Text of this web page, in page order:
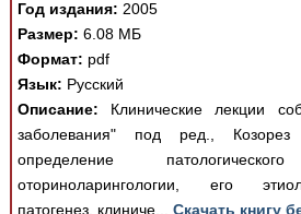
Год издания: 2005
Размер: 6.08 МБ
Формат: pdf
Язык: Русский
Описание: Клинические лекции
заболевания" под ред.,
определение
оториноларингологии, его
патогенез, клиниче... Скачать книгу